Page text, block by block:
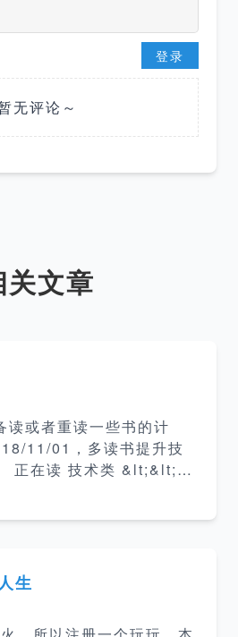
登录
无评论～
关文章
读或者重读一些书的计
11/01，多读书提升技
读 技术类 &lt;&lt;
的奥秘
编码普及读物 &lt;&lt;
生